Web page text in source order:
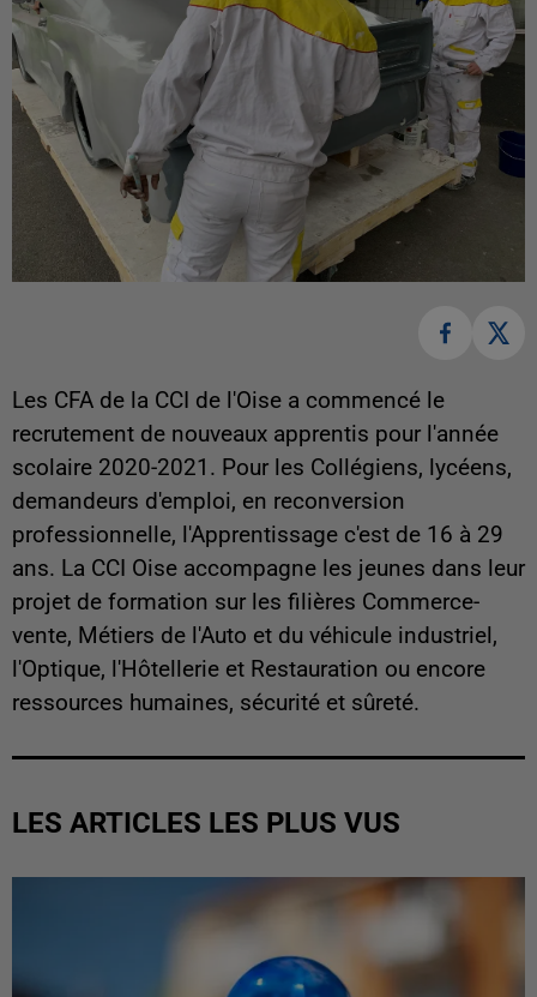
Les CFA de la CCI de l'Oise a commencé le
recrutement de nouveaux apprentis pour l'année
scolaire 2020-2021. Pour les Collégiens, lycéens,
demandeurs d'emploi, en reconversion
professionnelle, l'Apprentissage c'est de 16 à 29
ans. La CCI Oise accompagne les jeunes dans leur
projet de formation sur les filières Commerce-
vente, Métiers de l'Auto et du véhicule industriel,
l'Optique, l'Hôtellerie et Restauration ou encore
ressources humaines, sécurité et sûreté.
LES ARTICLES LES PLUS VUS